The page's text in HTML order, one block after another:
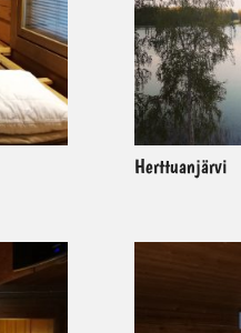
Herttuanjärvi